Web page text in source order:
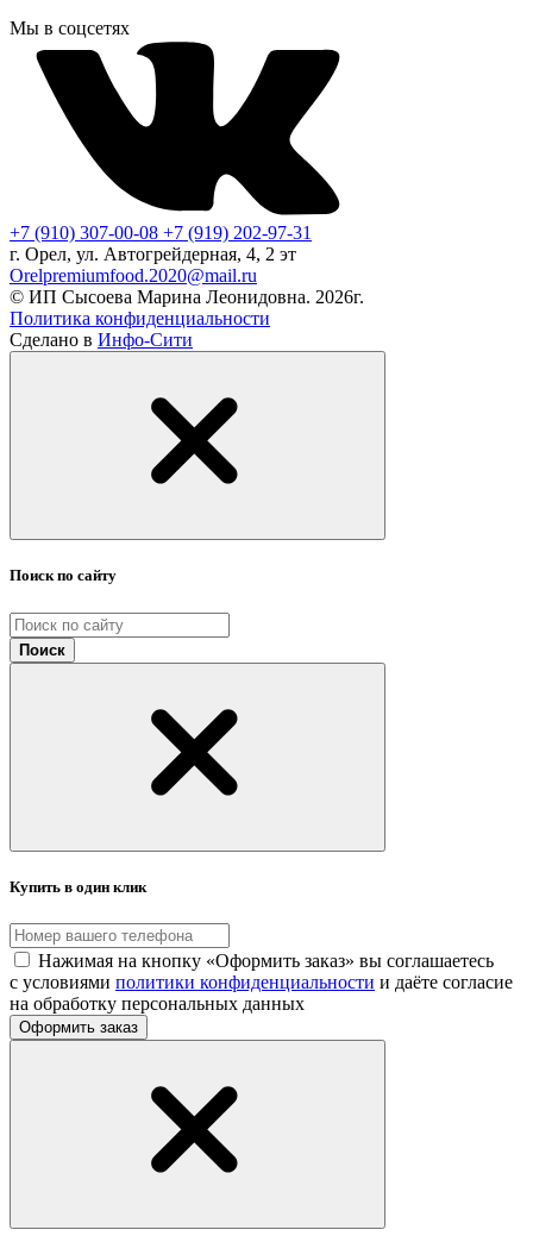
Мы в соцсетях
+7 (910) 307-00-08 +7 (919) 202-97-31
г. Орел, ул. Автогрейдерная, 4, 2 эт
Orelpremiumfood.2020@mail.ru
© ИП Сысоева Марина Леонидовна. 2026г.
Политика конфиденциальности
Сделано в Инфо-Сити
Поиск по сайту
Поиск
Купить в один клик
Нажимая на кнопку «Оформить заказ» вы соглашаетесь
с условиями политики конфиденциальности и даёте согласие
на обработку персональных данных
Оформить заказ